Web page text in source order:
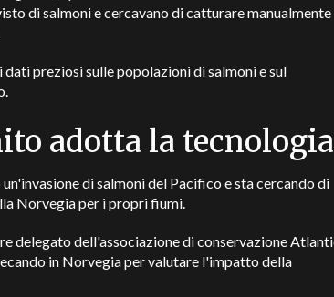
di salmoni e cercavano di catturare manualmente
preziosi sulle popolazioni di salmoni e sul
adotta la tecnologia
di salmoni del Pacifico e sta cercando di
Norvegia per i propri fiumi.
delegato dell'associazione di conservazione
in Norvegia per valutare l'impatto della